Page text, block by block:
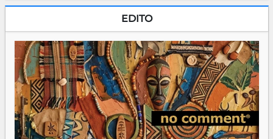
EDITO